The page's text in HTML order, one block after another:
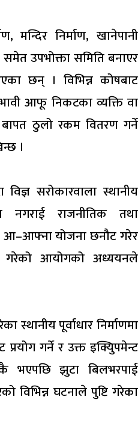
मन्दिर निर्माण, खानेपानी
उपभोक्ता समिति बनाएर
छन् । विभिन्न कोषबाट
आफू निकटका व्यक्ति वा
ठुलो रकम वितरण गर्ने
।
सरोकारवाला स्थानीय
नगराई राजनीतिक तथा
योजना छनौट गरेर
गरेको आयोगको अध्ययनले
स्थानीय पूर्वाधार निर्माणमा
गर्ने र उक्त इक्यिुपमेन्ट
भएपछि झुटा बिलभरपाई
विभिन्न घटनाले पुष्टि गरेका